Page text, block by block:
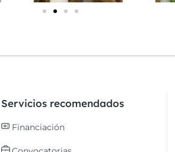
Servicios recomendados
Financiación